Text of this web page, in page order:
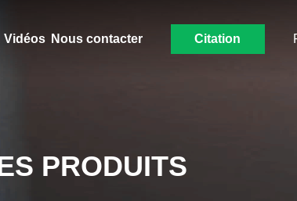
Vidéos Nous contacter Citation
PRODUITS